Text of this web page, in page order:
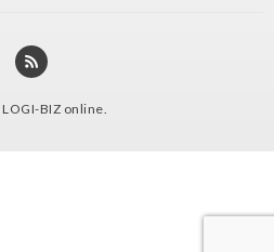
LOGI-BIZ online.